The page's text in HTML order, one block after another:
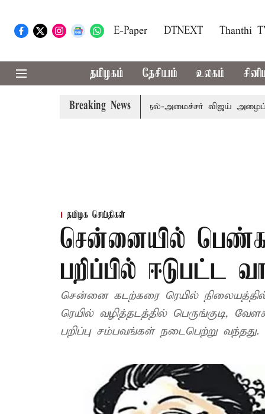
E-Paper DTNEXT Thanthi
தமிழகம் தேசியம் உலகம்
Breaking News
கூட்டத்துக்கு முதல்-அமைச்சர் விஜய் அழைப்பு
தமிழக செய்திகள்
சென்னையில்
பறிப்பில் ஈடுபட்ட
சென்னை கடற்கரை ரெயில்
ரெயில் வழித்தடத்தில் பெருங்குடி,
பறிப்பு சம்பவங்கள் நடைபெற்று வந்தது.